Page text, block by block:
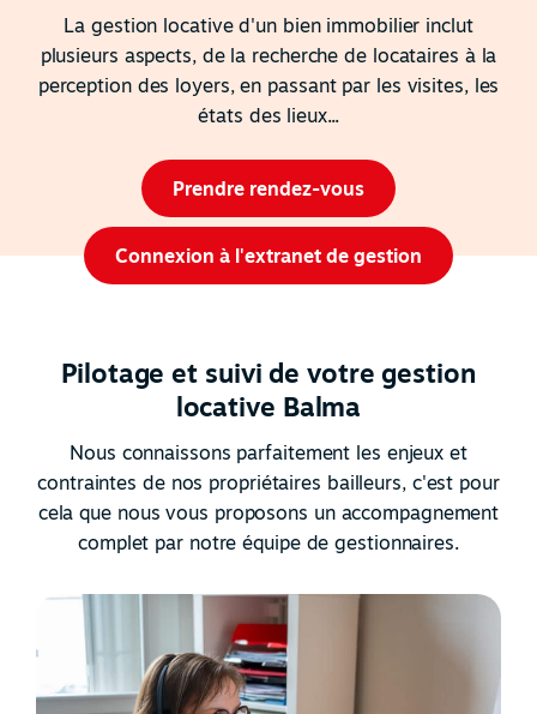
La gestion locative d'un bien immobilier inclut
plusieurs aspects, de la recherche de locataires à la
perception des loyers, en passant par les visites, les
états des lieux...
Prendre rendez-vous
Connexion à l'extranet de gestion
Pilotage et suivi de votre gestion
locative Balma
Nous connaissons parfaitement les enjeux et
contraintes de nos propriétaires bailleurs, c'est pour
cela que nous vous proposons un accompagnement
complet par notre équipe de gestionnaires.